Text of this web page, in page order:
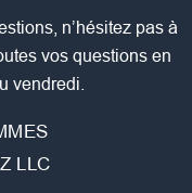
n’hésitez pas à
vos questions en
vendredi.
LLC